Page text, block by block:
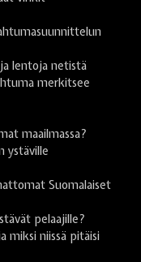
lentoja netistä
merkitsee
maailmassa?
ystäville
Suomalaiset
pelaajille?
miksi niissä pitäisi